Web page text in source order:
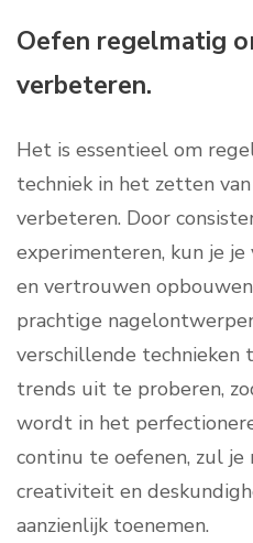
Oefen regelmatig
verbeteren.
Het is essentieel om
techniek in het zetten
verbeteren. Door
experimenteren, kun je
en vertrouwen
prachtige
verschillende technieken
trends uit te proberen,
wordt in het
continu te oefenen, zul je
creativiteit en
aanzienlijk toenemen.